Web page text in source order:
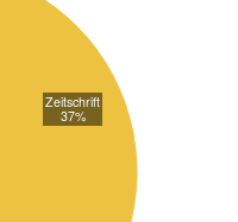
Zeitschrift
37%